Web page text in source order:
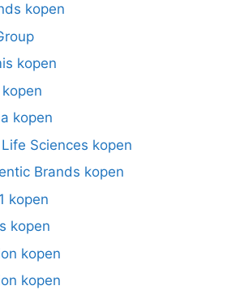
kopen
kopen
kopen
Sciences kopen
Brands kopen
kopen
kopen
kopen
kopen